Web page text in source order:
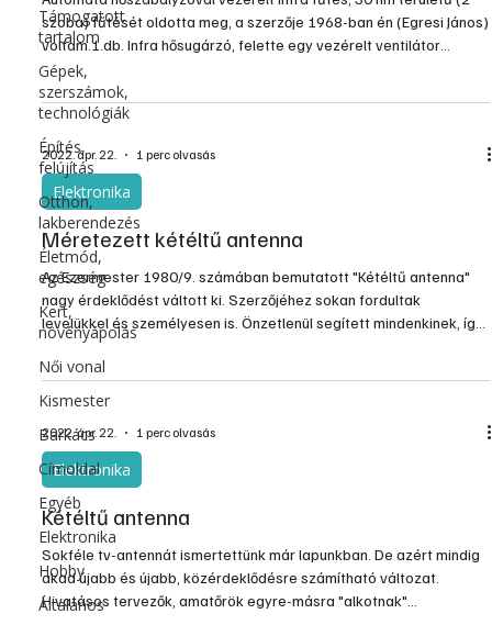
Támogatott
tartalom
Gépek,
szerszámok,
technológiák
Építés,
felújítás
Otthon,
lakberendezés
Életmód,
egészség
Kert,
növényápolás
Női vonal
Kismester
Barkács
Címoldal
Egyéb
Elektronika
Hobby
Általános
szoba) fűtését oldotta meg, a szerzője 1968-ban én (Egresi János)
voltam.1.db. Infra hősugárzó, felette egy vezérelt ventilátor
segítette, vezérléssel a szoba hőmérsékletét. A 220V-os
fűtőtestet és a ventilátort tartalmazott, a beállított hőmérsékleten
tartotta a szobák hőmérsékletét. A fűtőtestet és a ventilátort
mágnes-kapcsolók kapcsolgatták. 3 éven keresztül használtuk
akkor.
2022. ápr. 22. 1 perc olvasás
Elektronika
Méretezett kétéltű antenna
Az Ezermester 1980/9. számában bemutatott "Kétéltű antenna"
nagy érdeklődést váltott ki. Szerzőjéhez sokan fordultak
levelükkel és személyesen is. Önzetlenül segített mindenkinek, így
több helyhez kötött rokkant nyugdíjasnak is. Adatokat küldött
többek között Nagykanizsára és Kazincbarcikára. Szinte
mindannyian a hullámhosszban megadott számok helyett
számolva. E kérésnek tesz eleget a szerző.
2022. ápr. 22. 1 perc olvasás
Elektronika
Kétéltű antenna
Sokféle tv-antennát ismertettünk már lapunkban. De azért mindig
akad újabb és újabb, közérdeklődésre számítható változat.
Hivatásos tervezők, amatőrök egyre-másra "alkotnak"